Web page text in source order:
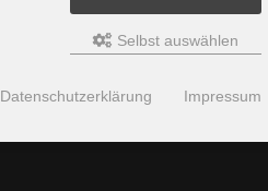
Selbst auswählen
Datenschutzerklärung Impressum